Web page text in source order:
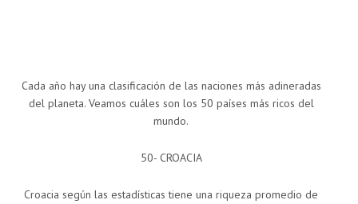
Cada año hay una clasificación de las naciones más adineradas
del planeta. Veamos cuáles son los 50 países más ricos del
mundo.
50- CROACIA
Croacia según las estadísticas tiene una riqueza promedio de